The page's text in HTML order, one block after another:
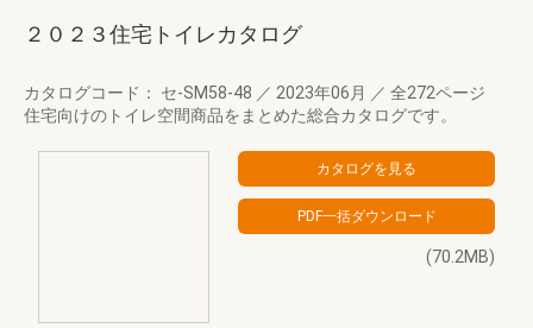
２０２３住宅トイレカタログ
カタログコード： セ-SM58-48 ／ 2023年06月 ／ 全272ページ
住宅向けのトイレ空間商品をまとめた総合カタログです。
(70.2MB)